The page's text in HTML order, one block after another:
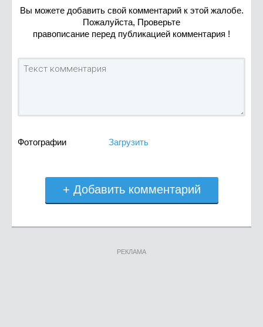
Вы можете добавить свой комментарий к этой жалобе.
Пожалуйста, Проверьте
правописание перед публикацией комментария !
Фотографии Загрузить
+ Добавить комментарий
РЕКЛАМА